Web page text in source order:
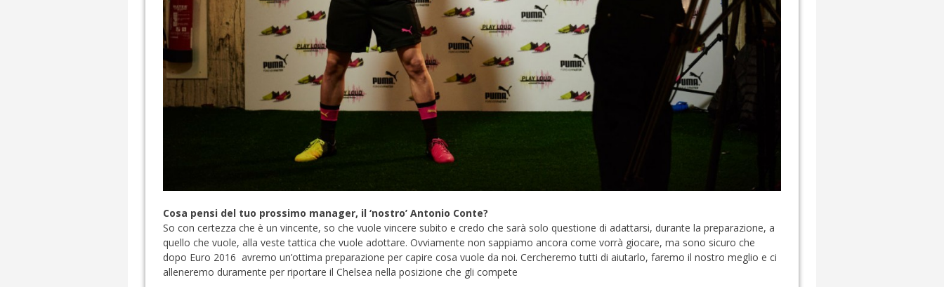
Cosa pensi del tuo prossimo manager, il ‘nostro’ Antonio Conte?
So con certezza che è un vincente, so che vuole vincere subito e credo che sarà solo questione di adattarsi, durante la preparazione, a
quello che vuole, alla veste tattica che vuole adottare. Ovviamente non sappiamo ancora come vorrà giocare, ma sono sicuro che
dopo Euro 2016 avremo un’ottima preparazione per capire cosa vuole da noi. Cercheremo tutti di aiutarlo, faremo il nostro meglio e ci
alleneremo duramente per riportare il Chelsea nella posizione che gli compete